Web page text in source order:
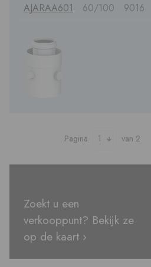
AJARAA601 60/100 9016
Pagina 1 van 2
Zoekt u een
verkooppunt? Bekijk ze
op de kaart ›